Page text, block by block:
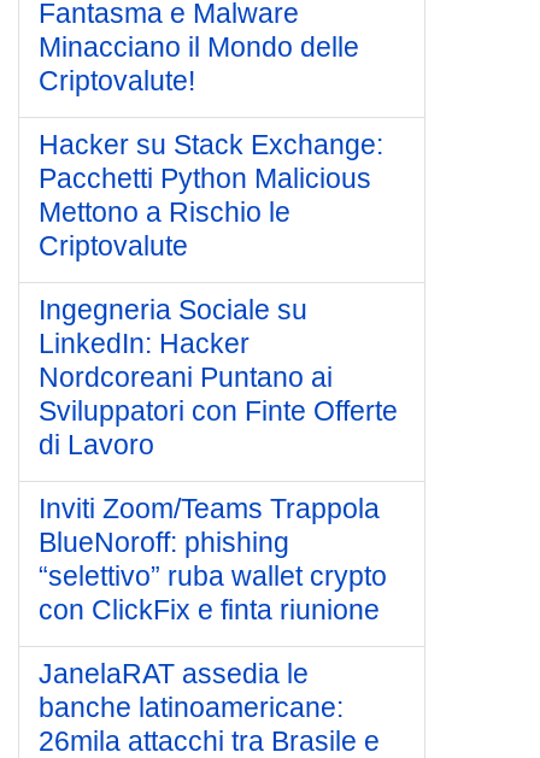
Fantasma e Malware
Minacciano il Mondo delle
Criptovalute!
Hacker su Stack Exchange:
Pacchetti Python Malicious
Mettono a Rischio le
Criptovalute
Ingegneria Sociale su
LinkedIn: Hacker
Nordcoreani Puntano ai
Sviluppatori con Finte Offerte
di Lavoro
Inviti Zoom/Teams Trappola
BlueNoroff: phishing
“selettivo” ruba wallet crypto
con ClickFix e finta riunione
JanelaRAT assedia le
banche latinoamericane:
26mila attacchi tra Brasile e